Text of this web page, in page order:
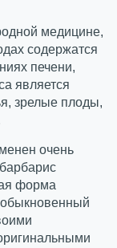
медицине,
содержатся
печени,
является
зрелые плоды,
очень
форма